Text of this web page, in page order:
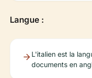
Langue :
L'italien est la
documents en